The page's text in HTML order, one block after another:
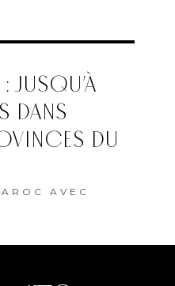
JUSQU’À
DANS
DU
AVEC